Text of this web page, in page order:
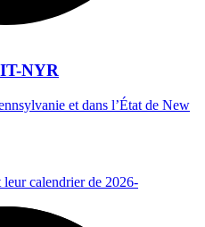
NYR
et dans l’État de New